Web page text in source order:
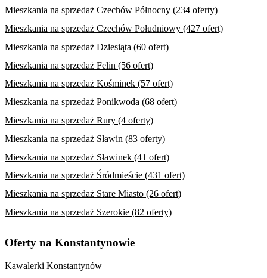
Mieszkania na sprzedaż Czechów Północny (234 oferty)
Mieszkania na sprzedaż Czechów Południowy (427 ofert)
Mieszkania na sprzedaż Dziesiąta (60 ofert)
Mieszkania na sprzedaż Felin (56 ofert)
Mieszkania na sprzedaż Kośminek (57 ofert)
Mieszkania na sprzedaż Ponikwoda (68 ofert)
Mieszkania na sprzedaż Rury (4 oferty)
Mieszkania na sprzedaż Sławin (83 oferty)
Mieszkania na sprzedaż Sławinek (41 ofert)
Mieszkania na sprzedaż Śródmieście (431 ofert)
Mieszkania na sprzedaż Stare Miasto (26 ofert)
Mieszkania na sprzedaż Szerokie (82 oferty)
Oferty na Konstantynowie
Kawalerki Konstantynów